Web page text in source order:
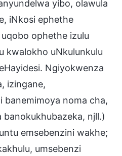
yibo, olawula
iNkosi ephethe
ophethe izulu
kwalokho uNkulunkulu
Ngiyokwenza
izingane,
banemimoya noma cha,
njll.)
emsebenzini wakhe;
umsebenzi